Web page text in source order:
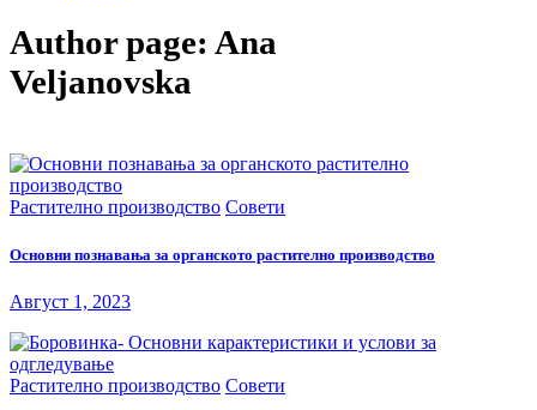
Author page: Ana
Veljanovska
Растително производство Совети
Основни познавања за oрганското растително производство
Август 1, 2023
Растително производство Совети